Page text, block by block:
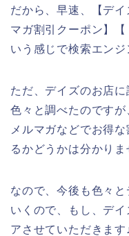
だから、早速、【デ
マガ割引クーポン】
いう感じで検索エンジ
ただ、デイズのお店に
色々と調べたのです
メルマガなどでお得
るかどうかは分かりま
なので、今後も色々
いくので、もし、デ
アさせていただきます